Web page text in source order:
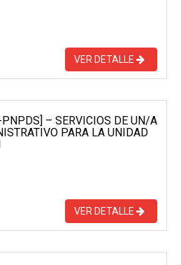
VER DETALLE
– SERVICIOS DE UN/A
PARA LA UNIDAD
VER DETALLE